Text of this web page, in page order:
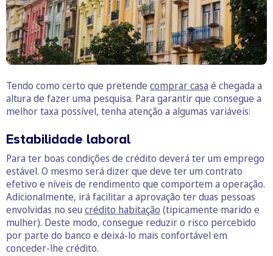
Tendo como certo que pretende comprar casa é chegada a
altura de fazer uma pesquisa. Para garantir que consegue a
melhor taxa possível, tenha atenção a algumas variáveis:
Estabilidade laboral
Para ter boas condições de crédito deverá ter um emprego
estável. O mesmo será dizer que deve ter um contrato
efetivo e níveis de rendimento que comportem a operação.
Adicionalmente, irá facilitar a aprovação ter duas pessoas
envolvidas no seu crédito habitação (tipicamente marido e
mulher). Deste modo, consegue reduzir o risco percebido
por parte do banco e deixá-lo mais confortável em
conceder-lhe crédito.